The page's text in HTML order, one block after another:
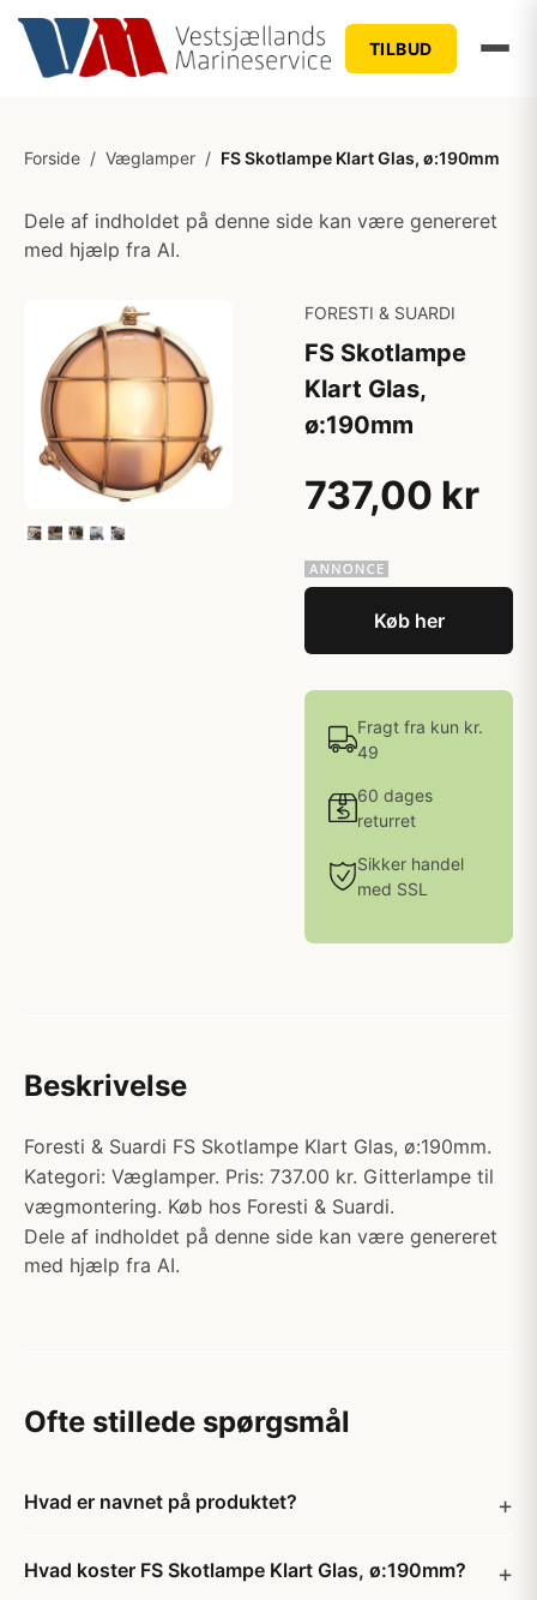
TILBUD
Forside / Væglamper / FS Skotlampe Klart Glas, ø:190mm
Dele af indholdet på denne side kan være genereret
med hjælp fra AI.
FORESTI & SUARDI
FS Skotlampe
Klart Glas,
ø:190mm
737,00 kr
Køb her
Fragt fra kun kr.
49
60 dages
returret
Sikker handel
med SSL
Beskrivelse
Foresti & Suardi FS Skotlampe Klart Glas, ø:190mm.
Kategori: Væglamper. Pris: 737.00 kr. Gitterlampe til
vægmontering. Køb hos Foresti & Suardi.
Dele af indholdet på denne side kan være genereret
med hjælp fra AI.
Ofte stillede spørgsmål
Hvad er navnet på produktet?
Hvad koster FS Skotlampe Klart Glas, ø:190mm?